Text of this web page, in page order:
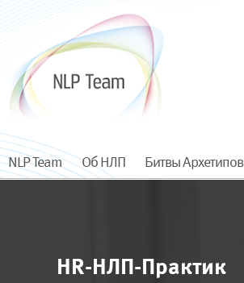
NLP Team Об НЛП Битвы Архетипов
HR-НЛП-Практик